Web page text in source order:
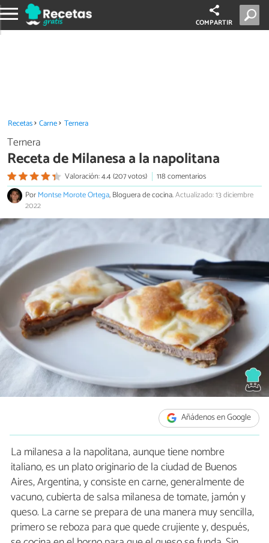
COMPARTIR
Recetas Carne Ternera
Ternera
Receta de Milanesa a la napolitana
Valoración: 4.4 (207 votos)
118 comentarios
PorMontse Morote Ortega, Bloguera de cocina.Actualizado: 13 diciembre
2022
Añádenos en Google
La milanesa a la napolitana, aunque tiene nombre
italiano, es un plato originario de la ciudad de Buenos
Aires, Argentina, y consiste en carne, generalmente de
vacuno, cubierta de salsa milanesa de tomate, jamón y
queso. La carne se prepara de una manera muy sencilla,
primero se reboza para que quede crujiente y, después,